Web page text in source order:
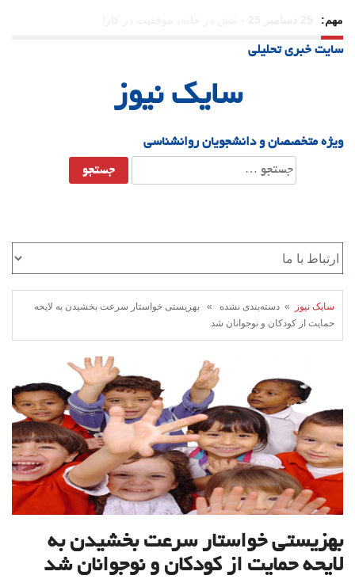
مهم:
21 دسامبر 25
سایت خبری تحلیلی
سایک نیوز
ویژه متخصصان و دانشجویان روانشناسی
جستجو
برای:
سایک نیوز
» دسته‌بندی نشده » بهزیستی خواستار سرعت بخشیدن به لایحه
حمایت از کودکان و نوجوانان شد
بهزیستی خواستار سرعت بخشیدن به
لایحه حمایت از کودکان و نوجوانان شد